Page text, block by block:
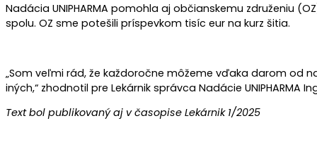
Nadácia UNIPHARMA pomohla aj občianskemu združeniu
spolu. OZ sme potešili príspevkom tisíc eur na kurz šitia.
„Som veľmi rád, že každoročne môžeme vďaka darom od
iných,“ zhodnotil pre Lekárnik správca Nadácie UNIPHARMA
Text bol publikovaný aj v časopise Lekárnik 1/2025